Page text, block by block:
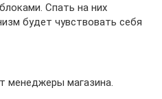
Спать на них
будет чувствовать себя
менеджеры магазина.